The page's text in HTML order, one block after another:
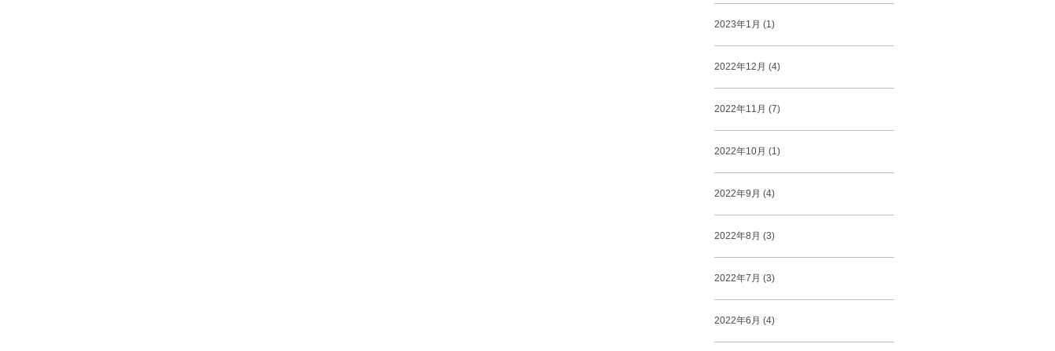
2023年1月 (1)
2022年12月 (4)
2022年11月 (7)
2022年10月 (1)
2022年9月 (4)
2022年8月 (3)
2022年7月 (3)
2022年6月 (4)